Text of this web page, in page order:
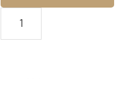
quantité
5pi